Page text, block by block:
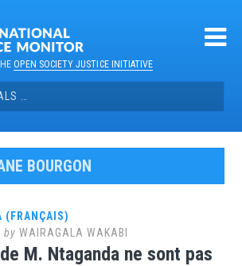
OPEN SOCIETY JUSTICE INITIATIVE
BOURGON
(FRANÇAIS)
byWAIRAGALA WAKABI
M. Ntaganda ne sont pas